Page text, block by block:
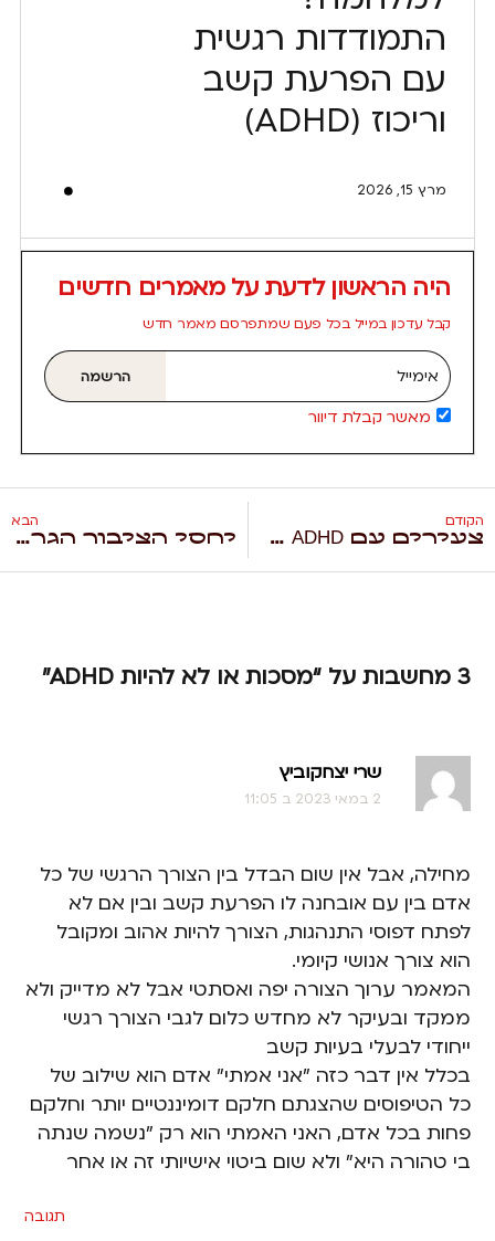
התמודדות רגשית
עם הפרעת קשב
וריכוז (ADHD)
מרץ 15, 2026
היה הראשון לדעת על מאמרים חדשים
קבל עדכון במייל בכל פעם שמתפרסם מאמר חדש
אימייל
מאשר קבלת דיוור
הרשמה
הקודם
צעירים עם ADHD בפורים – שמחה או צרות?!
הבא
יחסי הציבור הגרועים של חיפזון
3 מחשבות על “מסכות או לא להיות ADHD”
שרי יצחקוביץ
2 במאי 2023 ב 11:05
מחילה, אבל אין שום הבדל בין הצורך הרגשי של כל
אדם בין עם אובחנה לו הפרעת קשב ובין אם לא
לפתח דפוסי התנהגות, הצורך להיות אהוב ומקובל
הוא צורך אנושי קיומי.
המאמר ערוך הצורה יפה ואסתטי אבל לא מדייק ולא
ממקד ובעיקר לא מחדש כלום לגבי הצורך רגשי
ייחודי לבעלי בעיות קשב
בכלל אין דבר כזה "אני אמתי" אדם הוא שילוב של
כל הטיפוסים שהצגתם חלקם דומיננטיים יותר וחלקם
פחות בכל אדם, האני האמתי הוא רק "נשמה שנתה
בי טהורה היא" ולא שום ביטוי אישיותי זה או אחר
תגובה